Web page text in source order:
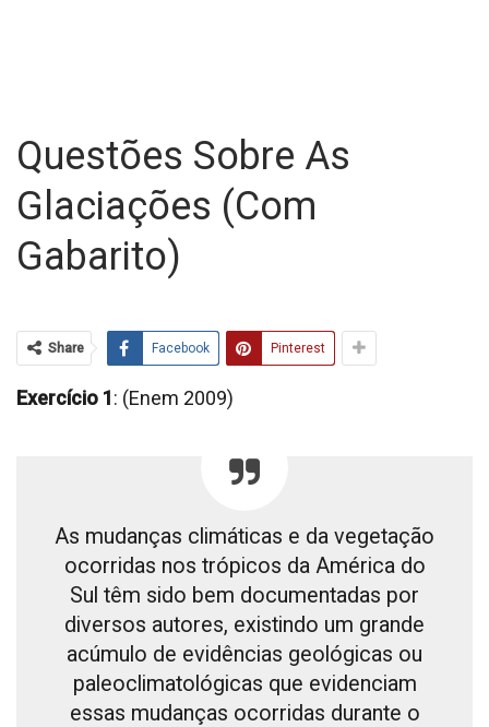
Questões Sobre As
Glaciações (com
Gabarito)
Share Facebook Pinterest
Exercício 1: (Enem 2009)
As mudanças climáticas e da vegetação
ocorridas nos trópicos da América do
Sul têm sido bem documentadas por
diversos autores, existindo um grande
acúmulo de evidências geológicas ou
paleoclimatológicas que evidenciam
essas mudanças ocorridas durante o